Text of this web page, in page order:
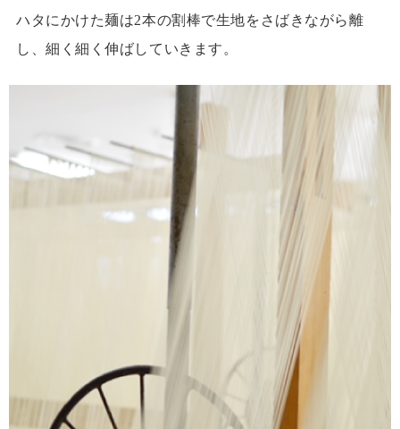
ハタにかけた麺は2本の割棒で生地をさばきながら離
し、細く細く伸ばしていきます。